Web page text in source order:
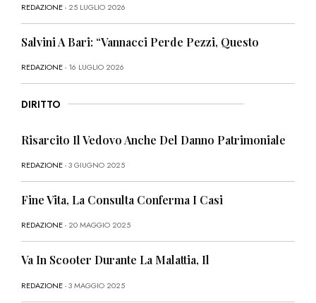
REDAZIONE- 25 LUGLIO 2026
Salvini A Bari: “Vannacci Perde Pezzi, Questo
REDAZIONE- 16 LUGLIO 2026
DIRITTO
Risarcito Il Vedovo Anche Del Danno Patrimoniale
REDAZIONE- 3 GIUGNO 2025
Fine Vita, La Consulta Conferma I Casi
REDAZIONE- 20 MAGGIO 2025
Va In Scooter Durante La Malattia, Il
REDAZIONE- 3 MAGGIO 2025